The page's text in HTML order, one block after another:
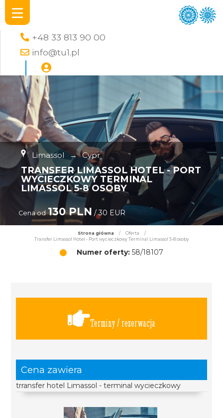
+48 33 813 90 00
info@tu1.pl
Limassol → Cypr
TRANSFER LIMASSOL HOTEL - PORT
WYCIECZKOWY TERMINAL
LIMASSOL 5-8 OSOBY
Cena od 130 PLN / 30 EUR
Strona główna / Oferta
/
Transfer Limassol Hotel - Port wycieczkowy Terminal Limassol 5-8 osoby
Numer oferty: 58/18107
Terminy / rezerwacja
Cena zawiera
trransfer hotel Limassol - terminal wycieczkowy